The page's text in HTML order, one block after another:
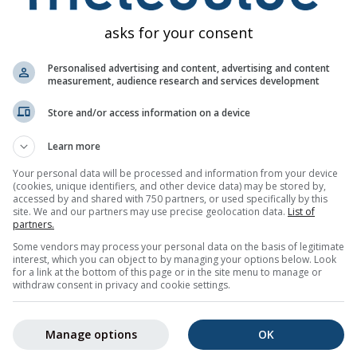
Opady (mm) / Prawdopodobieństwo opadów (%)
śro czw pią sob
25% 15% 20% 25% 35% 25% 10% 30% 30%
trend pogodowy dlaSerra Campos do Jordão (São Paulo,
i maksymalnymi temperaturami, ilością opadów
zaznaczone na wykresie temperatury. Im większe
Gruba linia przedstawia najbardziej prawdopodobny trend.
asks for your consent
Personalised advertising and content, advertising and content
measurement, audience research and services development
Store and/or access information on a device
Learn more
Your personal data will be processed and information from your device
(cookies, unique identifiers, and other device data) may be stored by,
accessed by and shared with 750 partners, or used specifically by this
site. We and our partners may use precise geolocation data. List of
partners.
Some vendors may process your personal data on the basis of legitimate
interest, which you can object to by managing your options below. Look
for a link at the bottom of this page or in the site menu to manage or
withdraw consent in privacy and cookie settings.
OK
Manage options